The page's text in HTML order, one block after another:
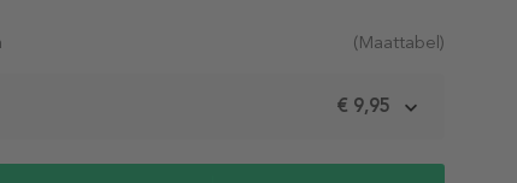
(Maattabel)
€ 9,95